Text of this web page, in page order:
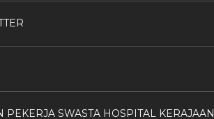
PEKERJA SWASTA HOSPITAL KERAJAAN